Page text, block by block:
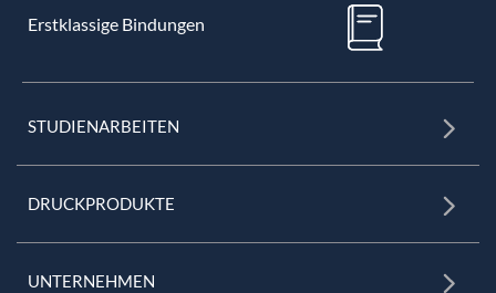
Erstklassige Bindungen
STUDIENARBEITEN
DRUCKPRODUKTE
UNTERNEHMEN